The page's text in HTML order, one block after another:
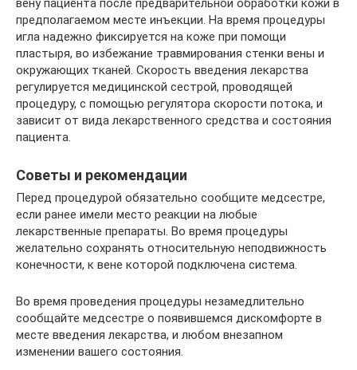
вену пациента после предварительной обработки кожи в
предполагаемом месте инъекции. На время процедуры
игла надежно фиксируется на коже при помощи
пластыря, во избежание травмирования стенки вены и
окружающих тканей. Скорость введения лекарства
регулируется медицинской сестрой, проводящей
процедуру, с помощью регулятора скорости потока, и
зависит от вида лекарственного средства и состояния
пациента.
Советы и рекомендации
Перед процедурой обязательно сообщите медсестре,
если ранее имели место реакции на любые
лекарственные препараты. Во время процедуры
желательно сохранять относительную неподвижность
конечности, к вене которой подключена система.
Во время проведения процедуры незамедлительно
сообщайте медсестре о появившемся дискомфорте в
месте введения лекарства, и любом внезапном
изменении вашего состояния.